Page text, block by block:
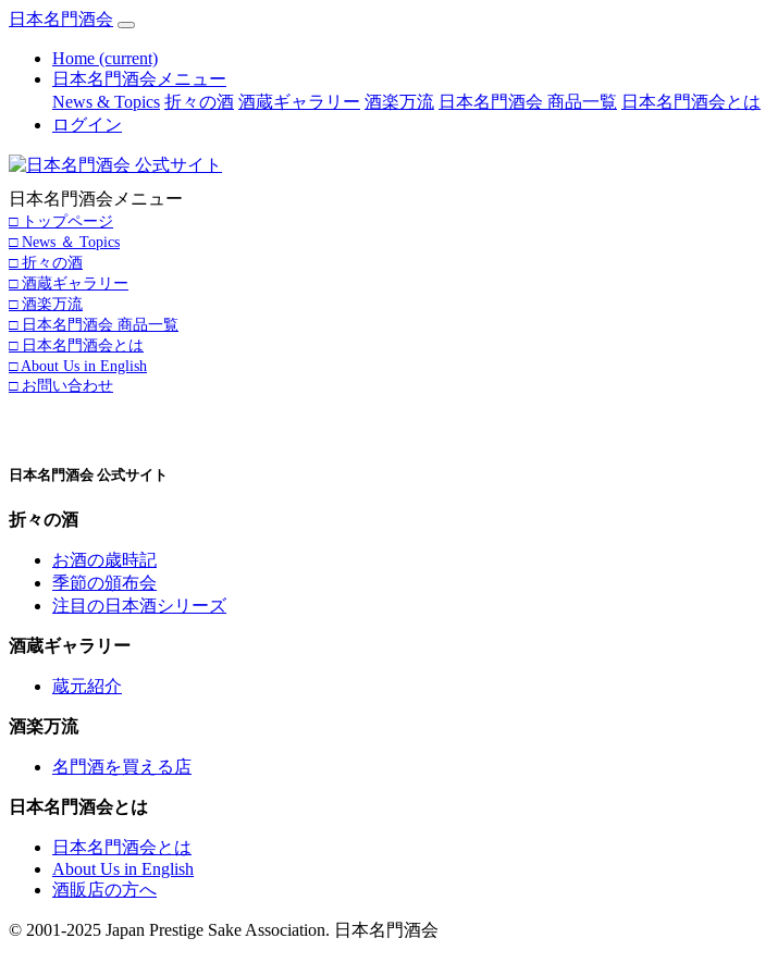
日本名門酒会
Home (current)
日本名門酒会メニュー
News & Topics 折々の酒 酒蔵ギャラリー 酒楽万流 日本名門酒会 商品一覧 日本名門酒会とは
ログイン
日本名門酒会メニュー
□ トップページ
□ News ＆ Topics
□ 折々の酒
□ 酒蔵ギャラリー
□ 酒楽万流
□ 日本名門酒会 商品一覧
□ 日本名門酒会とは
□ About Us in English
□ お問い合わせ
日本名門酒会 公式サイト
折々の酒
お酒の歳時記
季節の頒布会
注目の日本酒シリーズ
酒蔵ギャラリー
蔵元紹介
酒楽万流
名門酒を買える店
日本名門酒会とは
日本名門酒会とは
About Us in English
酒販店の方へ
© 2001-2025 Japan Prestige Sake Association. 日本名門酒会